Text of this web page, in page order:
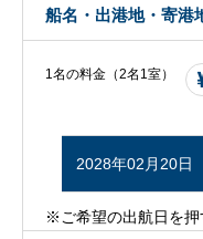
船名・出港地・寄港
1名の料金（2名1室）
2028年02月20日
※ご希望の出航日を押